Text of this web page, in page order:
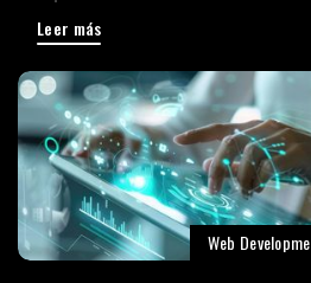
Leer más
Web